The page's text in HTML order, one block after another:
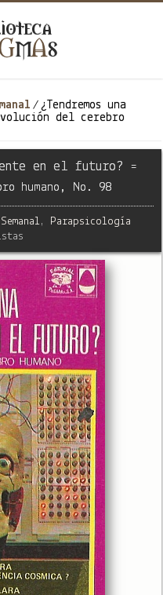
/ ¿Tendremos una
del cerebro
en el futuro? =
humano, No. 98
,
Parapsicología